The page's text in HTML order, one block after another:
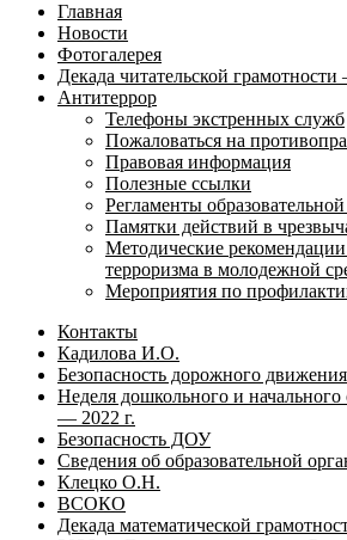
Главная
Новости
Фотогалерея
Декада читательской
Антитеррор
Телефоны экстренных служб
Пожаловаться на
Правовая информация
Полезные ссылки
Регламенты
Памятки действий в
Методические
терроризма в молодежной
Мероприятия по
Контакты
Кадилова И.О.
Безопасность дорожного
Неделя дошкольного и начального
— 2022 г.
Безопасность ДОУ
Сведения об образовательной
Клецко О.Н.
ВСОКО
Декада математической